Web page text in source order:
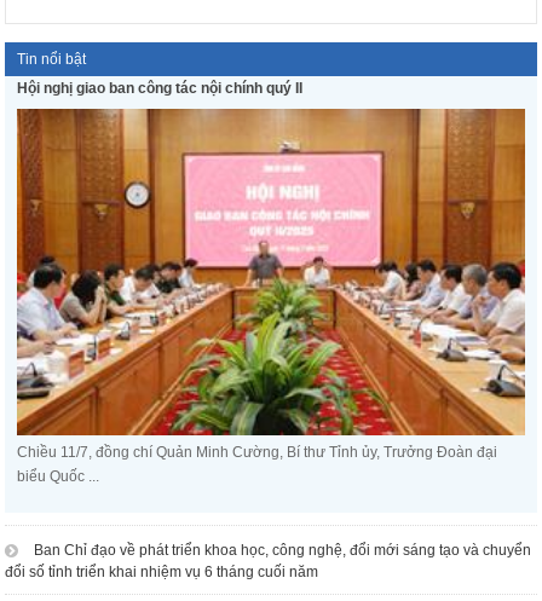
Tin nổi bật
Hội nghị giao ban công tác nội chính quý II
Chiều 11/7, đồng chí Quản Minh Cường, Bí thư Tỉnh ủy, Trưởng Đoàn đại
biểu Quốc ...
Ban Chỉ đạo về phát triển khoa học, công nghệ, đổi mới sáng tạo và chuyển
đổi số tỉnh triển khai nhiệm vụ 6 tháng cuối năm